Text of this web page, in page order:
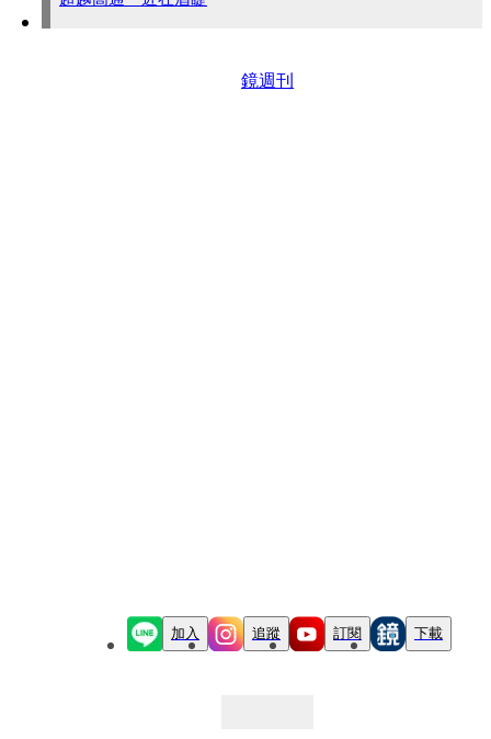
鏡週刊
加入 追蹤 訂閱 下載